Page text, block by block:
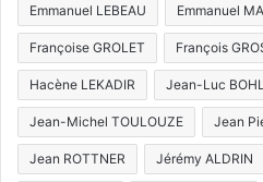
Emmanuel LEBEAU Emmanuel
Françoise GROLET François
Hacène LEKADIR Jean-Luc BOHL
Jean-Michel TOULOUZE Jean
Jean ROTTNER Jérémy ALDRIN